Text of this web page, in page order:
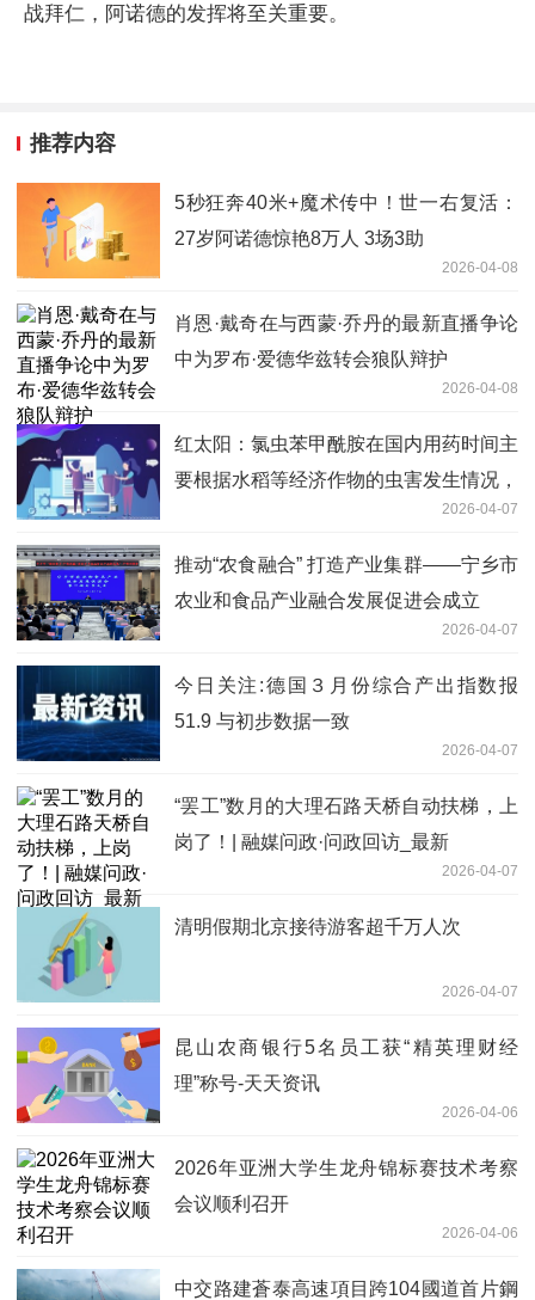
战拜仁，阿诺德的发挥将至关重要。
推荐内容
5秒狂奔40米+魔术传中！世一右复活：
27岁阿诺德惊艳8万人 3场3助
2026-04-08
肖恩·戴奇在与西蒙·乔丹的最新直播争论
中为罗布·爱德华兹转会狼队辩护
2026-04-08
红太阳：氯虫苯甲酰胺在国内用药时间主
要根据水稻等经济作物的虫害发生情况，
主要出货旺季在每年6月份之前_独家焦
点
2026-04-07
推动“农食融合” 打造产业集群——宁乡市
农业和食品产业融合发展促进会成立
2026-04-07
今日关注:德国３月份综合产出指数报
51.9 与初步数据一致
2026-04-07
“罢工”数月的大理石路天桥自动扶梯，上
岗了！| 融媒问政·问政回访_最新
2026-04-07
清明假期北京接待游客超千万人次
2026-04-07
昆山农商银行5名员工获“精英理财经
理”称号-天天资讯
2026-04-06
2026年亚洲大学生龙舟锦标赛技术考察
会议顺利召开
2026-04-06
中交路建蒼泰高速項目跨104國道首片鋼